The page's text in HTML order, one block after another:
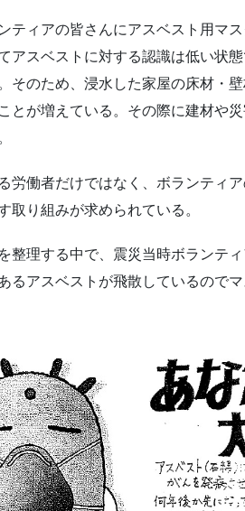
ティアの皆さんにアスベスト用マ
アスベストに対する認識は低い状
そのため、浸水した家屋の床材・
とが増えている。その際に建材や
労働者だけではなく、ボランティ
取り組みが求められている。
整理する中で、震災当時ボランテ
るアスベストが飛散しているので